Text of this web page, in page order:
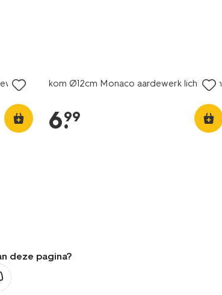
kom Ø12cm Monaco aardewerk lichtbruin
6.
99
deze pagina?